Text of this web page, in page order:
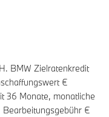
BMW Zielratenkredit
€
36 Monate, monatliche
Bearbeitungsgebühr €